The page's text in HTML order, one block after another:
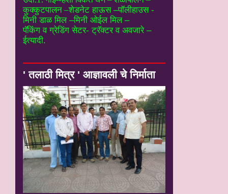
कुक्कुटपालन –शेडनेट हाऊस –पॉलीहाउस -
मिनी डाळ मिल –मिनी ओईल मिल –
पॅकिंग व ग्रेडिंग सेटर- ट्रॅक्टर व अवजारे –
ईत्यादी.
' तलाठी मित्र ' आज्ञावली चे निर्माता